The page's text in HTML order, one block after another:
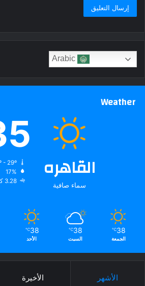
Weather
القاهره
سماء صافية
17%
3.28 كيلومتر/ساعة
38
℃
الجمعة
38
℃
السبت
38
℃
الأحد
الأشهر الأخيرة